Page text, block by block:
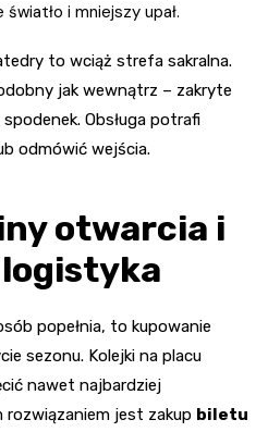
i mniejszy upał.
to wciąż strefa sakralna.
jak wewnątrz – zakryte
Obsługa potrafi
odmówić wejścia.
otwarcia i
popełnia, to kupowanie
sezonu. Kolejki na placu
nawet najbardziej
jest zakup biletu